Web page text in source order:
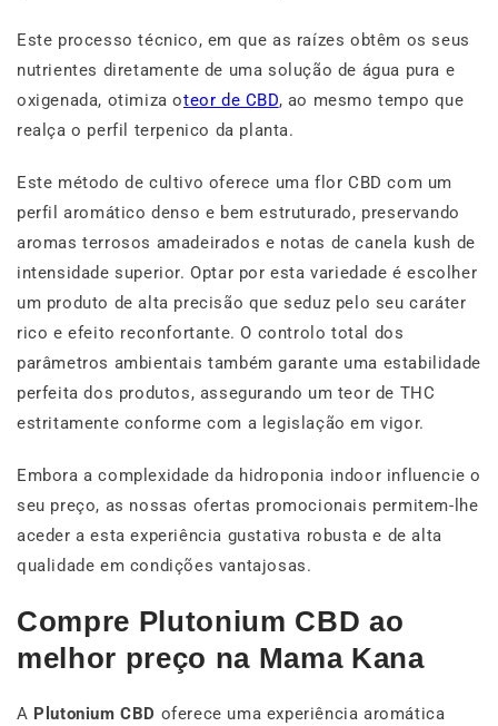
Este processo técnico, em que as raízes obtêm os seus
nutrientes diretamente de uma solução de água pura e
oxigenada, otimiza oteor de CBD, ao mesmo tempo que
realça o perfil terpenico da planta.
Este método de cultivo oferece uma flor CBD com um
perfil aromático denso e bem estruturado, preservando
aromas terrosos amadeirados e notas de canela kush de
intensidade superior. Optar por esta variedade é escolher
um produto de alta precisão que seduz pelo seu caráter
rico e efeito reconfortante. O controlo total dos
parâmetros ambientais também garante uma estabilidade
perfeita dos produtos, assegurando um teor de THC
estritamente conforme com a legislação em vigor.
Embora a complexidade da hidroponia indoor influencie o
seu preço, as nossas ofertas promocionais permitem-lhe
aceder a esta experiência gustativa robusta e de alta
qualidade em condições vantajosas.
Compre Plutonium CBD ao
melhor preço na Mama Kana
A Plutonium CBD oferece uma experiência aromática